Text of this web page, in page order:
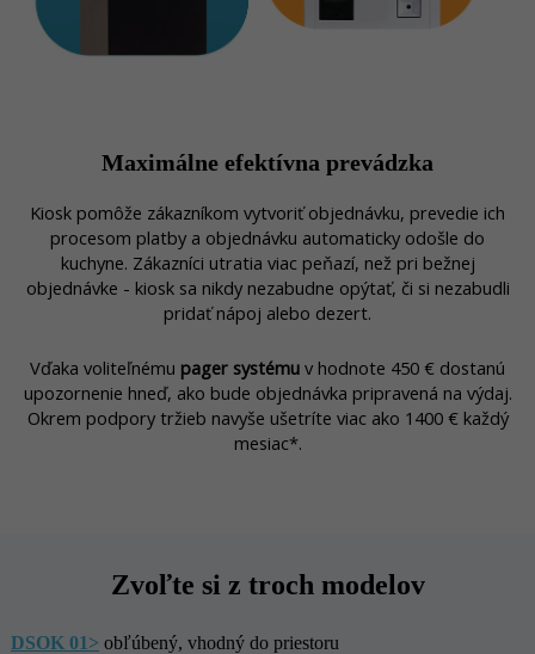
Maximálne efektívna prevádzka
Kiosk pomôže zákazníkom vytvoriť objednávku, prevedie ich
procesom platby a objednávku automaticky odošle do
kuchyne. Zákazníci utratia viac peňazí, než pri bežnej
objednávke - kiosk sa nikdy nezabudne opýtať, či si nezabudli
pridať nápoj alebo dezert.
Vďaka voliteľnému pager systému v hodnote 450 € dostanú
upozornenie hneď, ako bude objednávka pripravená na výdaj.
Okrem podpory tržieb navyše ušetríte viac ako 1400 € každý
mesiac*.
Zvoľte si z troch modelov
DSOK 01> obľúbený, vhodný do priestoru